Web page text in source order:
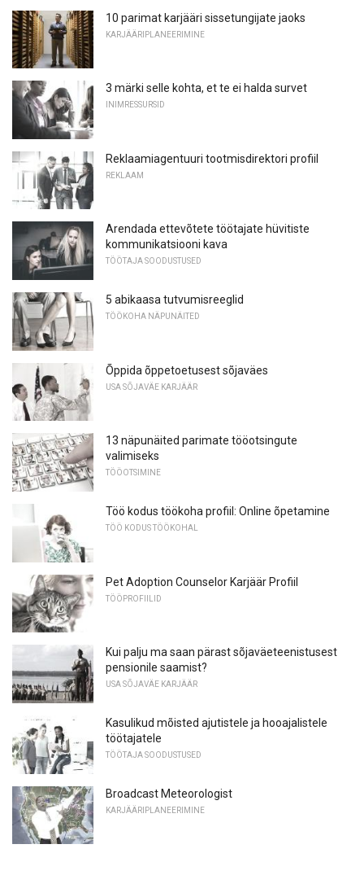
10 parimat karjääri sissetungijate jaoks
KARJÄÄRIPLANEERIMINE
3 märki selle kohta, et te ei halda survet
INIMRESSURSID
Reklaamiagentuuri tootmisdirektori profiil
REKLAAM
Arendada ettevõtete töötajate hüvitiste
kommunikatsiooni kava
TÖÖTAJA SOODUSTUSED
5 abikaasa tutvumisreeglid
TÖÖKOHA NÄPUNÄITED
Õppida õppetoetusest sõjaväes
USA SÕJAVÄE KARJÄÄR
13 näpunäited parimate tööotsingute
valimiseks
TÖÖOTSIMINE
Töö kodus töökoha profiil: Online õpetamine
TÖÖ KODUS TÖÖKOHAL
Pet Adoption Counselor Karjäär Profiil
TÖÖPROFIILID
Kui palju ma saan pärast sõjaväeteenistusest
pensionile saamist?
USA SÕJAVÄE KARJÄÄR
Kasulikud mõisted ajutistele ja hooajalistele
töötajatele
TÖÖTAJA SOODUSTUSED
Broadcast Meteorologist
KARJÄÄRIPLANEERIMINE